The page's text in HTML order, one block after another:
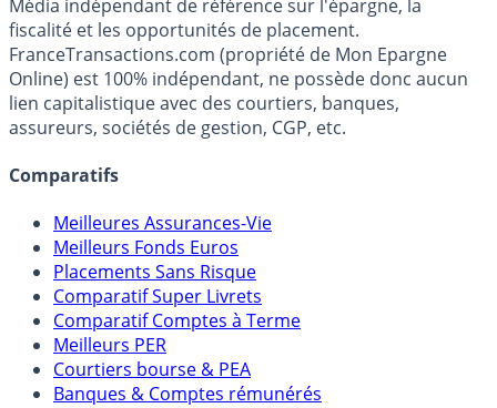
Média indépendant de référence sur l'épargne, la
fiscalité et les opportunités de placement.
FranceTransactions.com (propriété de Mon Epargne
Online) est 100% indépendant, ne possède donc aucun
lien capitalistique avec des courtiers, banques,
assureurs, sociétés de gestion, CGP, etc.
Comparatifs
Meilleures Assurances-Vie
Meilleurs Fonds Euros
Placements Sans Risque
Comparatif Super Livrets
Comparatif Comptes à Terme
Meilleurs PER
Courtiers bourse & PEA
Banques & Comptes rémunérés